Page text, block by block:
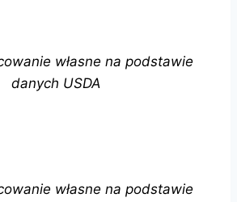
własne na podstawie
danych USDA
własne na podstawie